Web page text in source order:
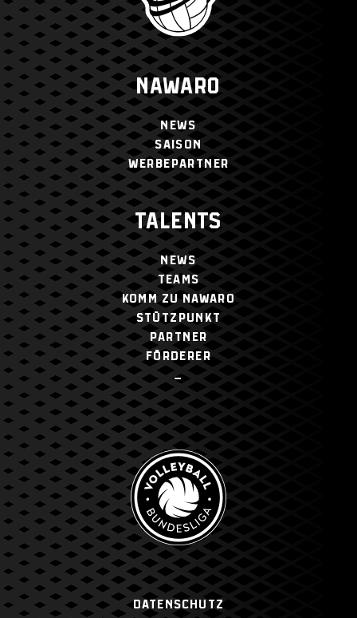
NAWARO
NEWS
SAISON
WERBEPARTNER
TALENTS
NEWS
TEAMS
KOMM ZU NAWARO
STÜTZPUNKT
PARTNER
FÖRDERER
–
Datenschutz